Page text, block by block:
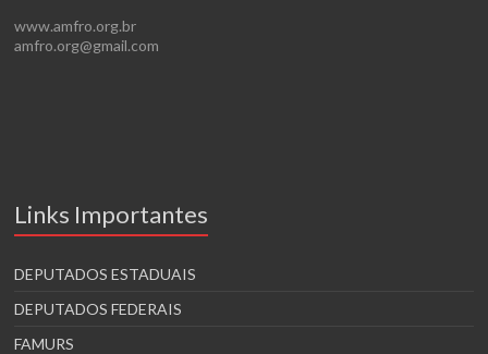
www.amfro.org.br
amfro.org@gmail.com
Links Importantes
DEPUTADOS ESTADUAIS
DEPUTADOS FEDERAIS
FAMURS